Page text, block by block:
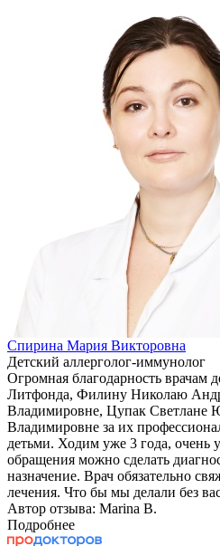
Спирина Мария Викторовна
Детский аллерголог-иммунолог
Огромная благодарность врачам
Литфонда, Филину Николаю
Владимировне, Цупак Светлане
Владимировне за их
детьми. Ходим уже 3 года, очень
обращения можно сделать
назначение. Врач обязательно
лечения. Что бы мы делали без
Автор отзыва: Marina B.
Подробнее